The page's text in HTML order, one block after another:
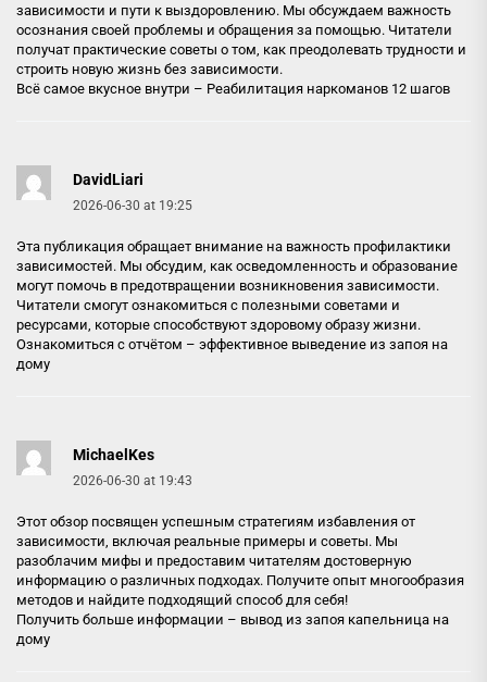
зависимости и пути к выздоровлению. Мы обсуждаем важность
осознания своей проблемы и обращения за помощью. Читатели
получат практические советы о том, как преодолевать трудности и
строить новую жизнь без зависимости.
Всё самое вкусное внутри – Реабилитация наркоманов 12 шагов
DavidLiari
2026-06-30 at 19:25
Эта публикация обращает внимание на важность профилактики
зависимостей. Мы обсудим, как осведомленность и образование
могут помочь в предотвращении возникновения зависимости.
Читатели смогут ознакомиться с полезными советами и
ресурсами, которые способствуют здоровому образу жизни.
Ознакомиться с отчётом – эффективное выведение из запоя на
дому
MichaelKes
2026-06-30 at 19:43
Этот обзор посвящен успешным стратегиям избавления от
зависимости, включая реальные примеры и советы. Мы
разоблачим мифы и предоставим читателям достоверную
информацию о различных подходах. Получите опыт многообразия
методов и найдите подходящий способ для себя!
Получить больше информации – вывод из запоя капельница на
дому